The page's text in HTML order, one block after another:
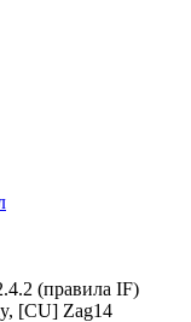
(правила IF)
[CU] Zag14